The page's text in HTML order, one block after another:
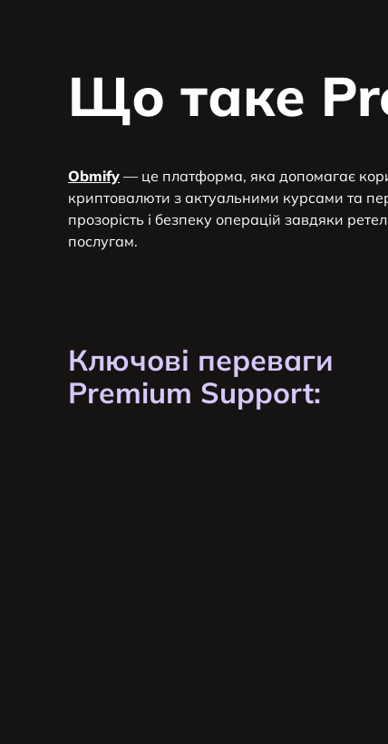
Що таке
Obmify — це платформа, яка допомагає
криптовалюти з актуальними курсами та
прозорість і безпеку операцій завдяки
послугам.
Ключові переваги
Premium Support: